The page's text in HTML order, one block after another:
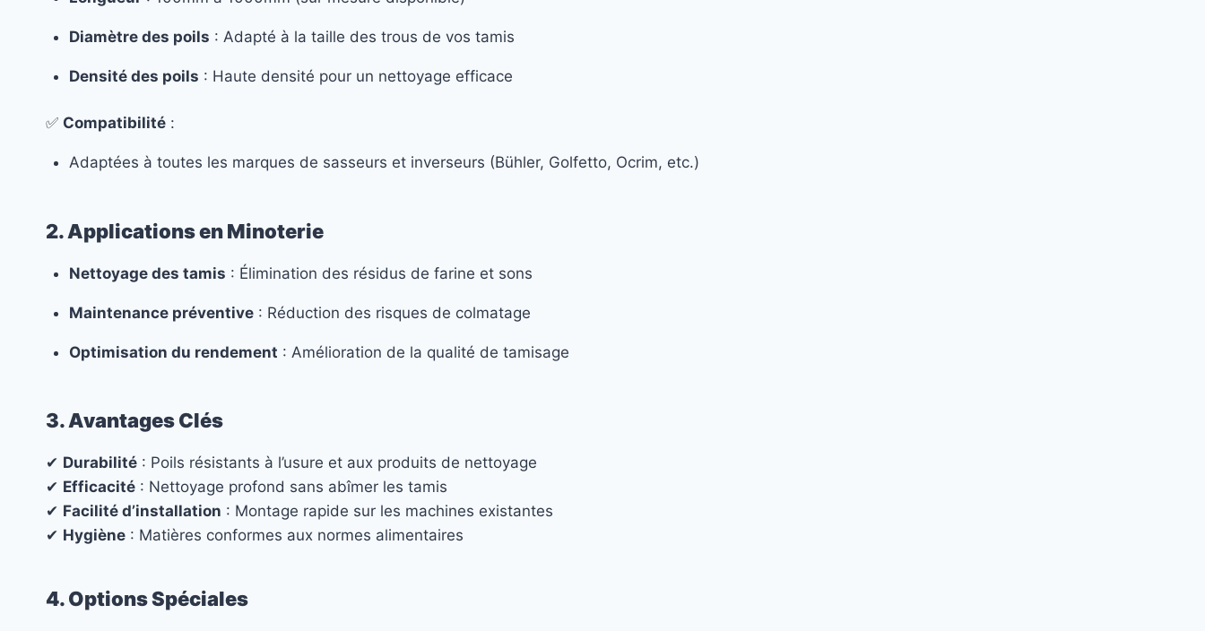
Diamètre des poils : Adapté à la taille des trous de vos tamis
Densité des poils : Haute densité pour un nettoyage efficace
✅ Compatibilité :
Adaptées à toutes les marques de sasseurs et inverseurs (Bühler, Golfetto, Ocrim, etc.)
2. Applications en Minoterie
Nettoyage des tamis : Élimination des résidus de farine et sons
Maintenance préventive: Réduction des risques de colmatage
Optimisation du rendement : Amélioration de la qualité de tamisage
3. Avantages Clés
✔ Durabilité : Poils résistants à l’usure et aux produits de nettoyage
✔ Efficacité : Nettoyage profond sans abîmer les tamis
✔ Facilité d’installation : Montage rapide sur les machines existantes
✔ Hygiène : Matières conformes aux normes alimentaires
4. Options Spéciales